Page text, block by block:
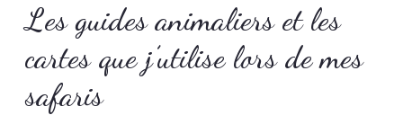
Les guides animaliers et les
cartes que j’utilise lors de mes
safaris